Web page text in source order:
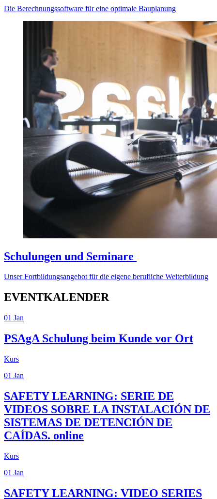
Die Berechnungssoftware für eine optimale Bauplanung
Schulungen und Seminare
Unser Fortbildungsangebot für die eigene berufliche Weiterbildung
EVENTKALENDER
01 Jan
PSAgA Schulung beim Kunde vor Ort
Kurs
01 Jan
SAFETY LEARNING: SERIE DE
VIDEOS SOBRE LA INSTALACIÓN DE
SISTEMAS DE DETENCIÓN DE
CAÍDAS. online
Kurs
01 Jan
SAFETY LEARNING: VIDEO SERIES